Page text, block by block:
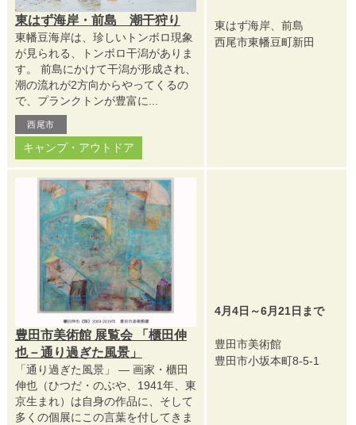
東はず海岸・前島 潮干狩り
東幡豆海岸は、珍しいトンボロ現象
が見られる、トンボロ干潟がありま
す。 前島にかけて干潟が形成され、
潮の流れが2方向からやってくるの
で、プランクトンが豊富に...
西尾市
キャンプ・アウトドア
東はず海岸、前島
西尾市東幡豆町新田
豊田市美術館 展覧会 「櫃田伸
也－通り過ぎた風景」
「通り過ぎた風景」 ― 画家・櫃田
伸也（ひつだ・のぶや、1941年、東
京生まれ）は自身の作品に、そして
多くの個展にこの言葉を付してきま
4月4日～6月21日まで
豊田市美術館
豊田市小坂本町8-5-1